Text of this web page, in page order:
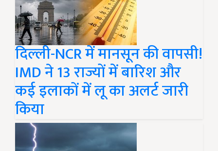
दिल्ली-NCR में मानसून की वापसी!
IMD ने 13 राज्यों में बारिश और
कई इलाकों में लू का अलर्ट जारी
किया